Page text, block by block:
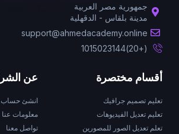
جمهورية مصر العربية
مدينة بلقاس - الدقهلية
support@ahmedacademy.online
(+20)1015023144
أقسام مختصرة
تعليم تصميم جرافيك
تعليم تعديل الفيديوهات
تعلم تعديل الصور للمصورين
عن
انشئ حساب
معلومات عنا
تواصل معنا